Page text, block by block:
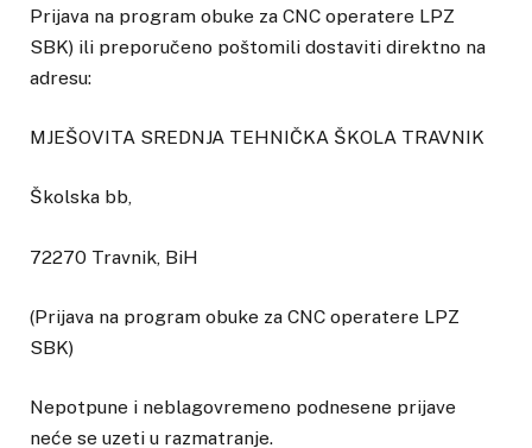
Prijava na program obuke za CNC operatere LPZ
SBK) ili preporučeno poštomili dostaviti direktno na
adresu:
MJEŠOVITA SREDNJA TEHNIČKA ŠKOLA TRAVNIK
Školska bb,
72270 Travnik, BiH
(Prijava na program obuke za CNC operatere LPZ
SBK)
Nepotpune i neblagovremeno podnesene prijave
neće se uzeti u razmatranje.